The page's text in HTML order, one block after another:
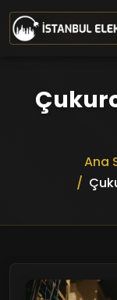
Ana içeriğe geç
Ana